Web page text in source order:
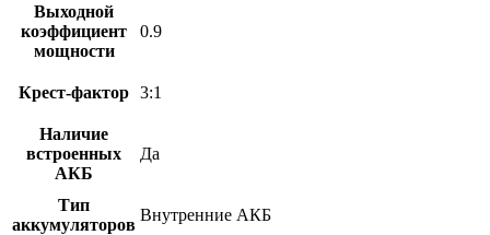
Выходной
коэффициент
мощности
0.9
Крест-фактор 3:1
Наличие
встроенных
АКБ
Да
Тип
аккумуляторов
Внутренние АКБ